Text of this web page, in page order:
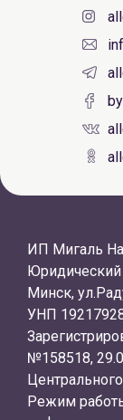
ИП Мигаль
Юридический
Минск,
УНП
№158518,
Режим